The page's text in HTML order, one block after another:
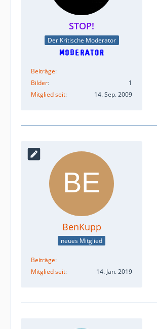
STOP!
Der Kritische Moderator
Beiträge
Bilder
1
Mitglied seit
14. Sep. 2009
BenKupp
neues Mitglied
Beiträge
Mitglied seit
14. Jan. 2019